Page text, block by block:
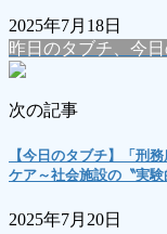
2025年7月18日
昨日のタブチ、今
次の記事
【今日のタブチ】「刑
ケア～社会施設の〝実
2025年7月20日